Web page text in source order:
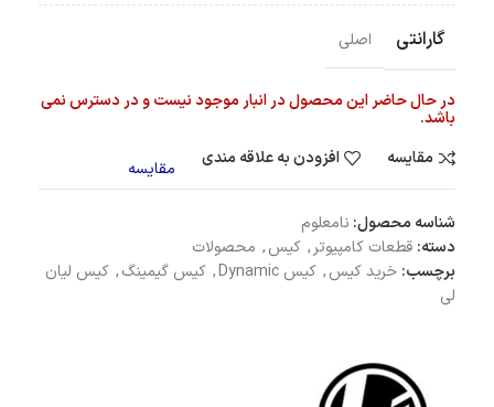
گارانتی اصلی
در حال حاضر این محصول در انبار موجود نیست و در دسترس نمی
باشد.
مقایسه
افزودن به علاقه مندی مقایسه
شناسه محصول: نامعلوم
دسته: قطعات کامپیوتر , کیس, محصولات
برچسب: خرید کیس, کیس Dynamic , کیس گیمینگ, کیس لیان
لی